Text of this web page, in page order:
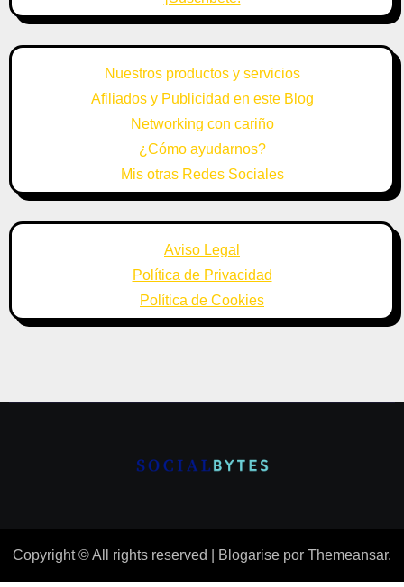
Nuestros productos y servicios
Afiliados y Publicidad en este Blog
Networking con cariño
¿Cómo ayudarnos?
Mis otras Redes Sociales
Aviso Legal
Política de Privacidad
Política de Cookies
Copyright © All rights reserved Blogarise por Themeansar.